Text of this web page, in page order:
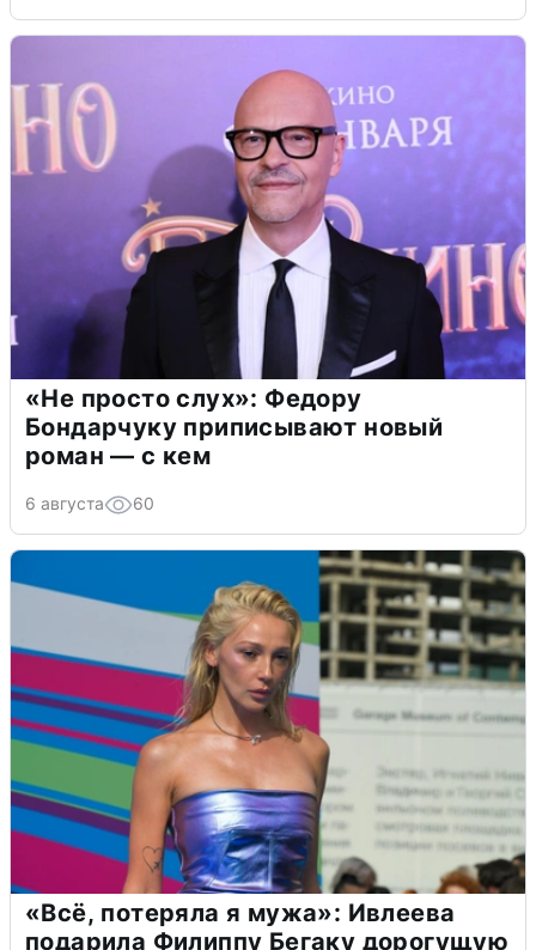
«Не просто слух»: Федору
Бондарчуку приписывают новый
роман — с кем
6 августа 60
«Всё, потеряла я мужа»: Ивлеева
подарила Филиппу Бегаку дорогущую